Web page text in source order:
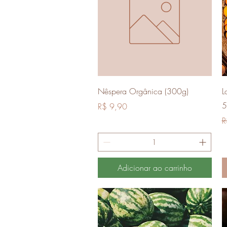
Visualização rápida
Nêspera Orgânica (300g)
Preço
R$ 9,90
Adicionar ao carrinho